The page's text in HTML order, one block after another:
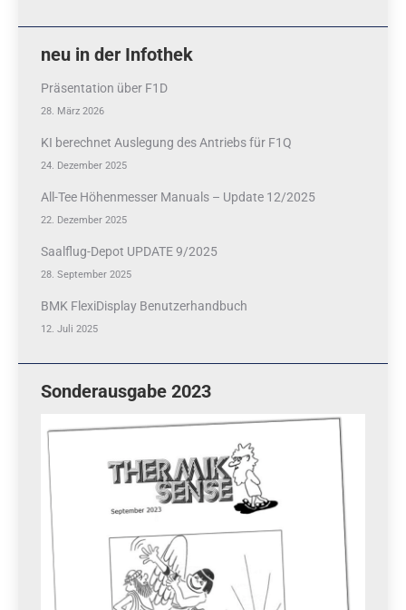
neu in der Infothek
Präsentation über F1D
28. März 2026
KI berechnet Auslegung des Antriebs für F1Q
24. Dezember 2025
All-Tee Höhenmesser Manuals – Update 12/2025
22. Dezember 2025
Saalflug-Depot UPDATE 9/2025
28. September 2025
BMK FlexiDisplay Benutzerhandbuch
12. Juli 2025
Sonderausgabe 2023